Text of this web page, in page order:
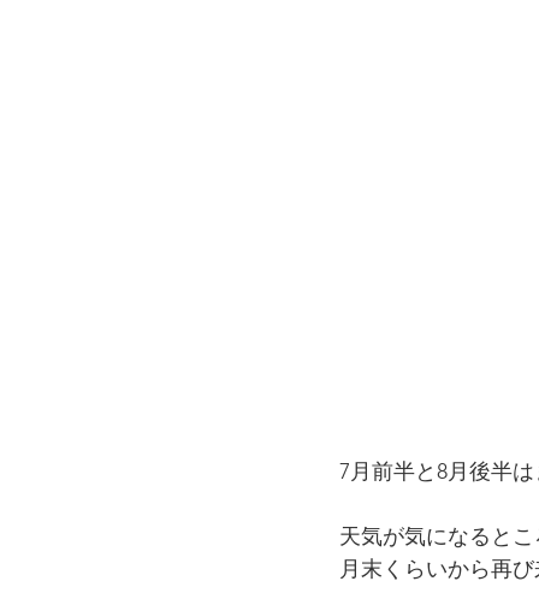
7月前半と8月後半は
天気が気になると
月末くらいから再